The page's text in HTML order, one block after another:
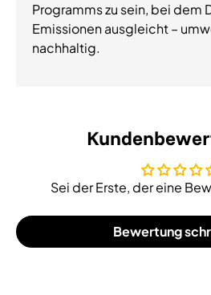
Programms zu sein, bei dem
Emissionen ausgleicht –
nachhaltig.
Sei der Erste, der eine
Bewertung